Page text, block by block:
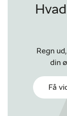
Regn
din
Få